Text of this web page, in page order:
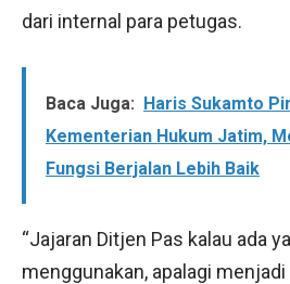
dari internal para petugas.
Baca Juga: Haris Sukamto
Kementerian Hukum Jatim,
Fungsi Berjalan Lebih Baik
“Jajaran Ditjen Pas kalau ada
menggunakan, apalagi